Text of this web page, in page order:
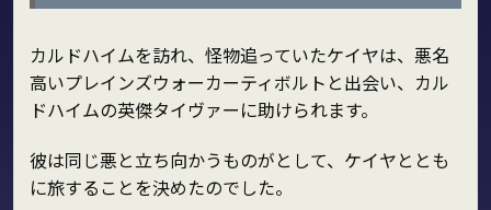
カルドハイムを訪れ、怪物追っていたケイヤは、悪名
高いプレインズウォーカーティボルトと出会い、カル
ドハイムの英傑タイヴァーに助けられます。
彼は同じ悪と立ち向かうものがとして、ケイヤととも
に旅することを決めたのでした。